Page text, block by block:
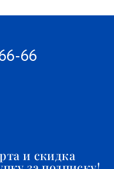
66
и скидка